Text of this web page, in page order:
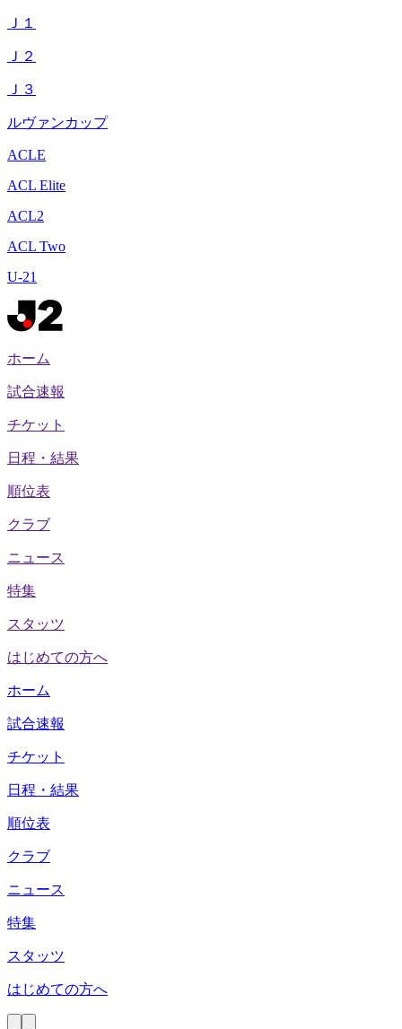
Ｊ１
Ｊ２
Ｊ３
ルヴァンカップ
ACLE
ACL Elite
ACL2
ACL Two
U-21
ホーム
試合速報
チケット
日程・結果
順位表
クラブ
ニュース
特集
スタッツ
はじめての方へ
ホーム
試合速報
チケット
日程・結果
順位表
クラブ
ニュース
特集
スタッツ
はじめての方へ